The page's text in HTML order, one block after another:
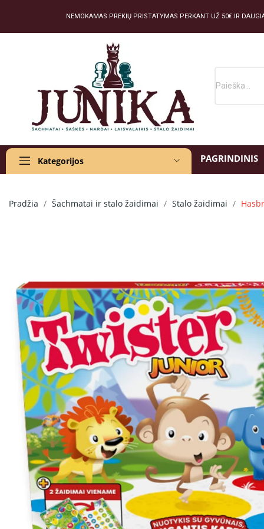
NEMOKAMAS PREKIŲ PRISTATYMAS PERKANT UŽ 50€ IR
Kategorijos PAGRINDINIS
Pradžia Šachmatai ir stalo žaidimai Stalo žaidimai